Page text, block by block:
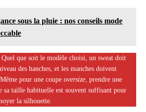
sous la pluie : nos conseils mode
Quel que soit le modèle choisi, un sweat doit
des hanches, et les manches doivent
pour une coupe oversize, prendre une
sa taille habituelle est souvent suffisant pour
la silhouette.